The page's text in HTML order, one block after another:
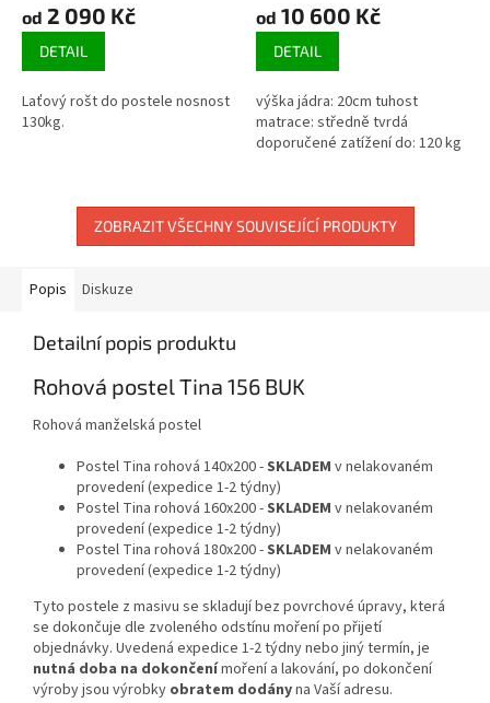
produktu
5
hvězdiček.
od 2 090 Kč
DETAIL
Laťový rošt do postele nosnost
130kg.
produktu
5
hvězdiček.
od 10 600 Kč
DETAIL
výška jádra: 20cm tuhost
matrace: středně tvrdá
doporučené zatížení do: 120 kg
ZOBRAZIT VŠECHNY SOUVISEJÍCÍ PRODUKTY
Popis Diskuze
Detailní popis produktu
Rohová postel Tina 156 BUK
Rohová manželská postel
Postel Tina rohová 140x200 -SKLADEM v nelakovaném
provedení (expedice 1-2 týdny)
Postel Tina rohová 160x200 -SKLADEM v nelakovaném
provedení (expedice 1-2 týdny)
Postel Tina rohová 180x200 -SKLADEM v nelakovaném
provedení (expedice 1-2 týdny)
Tyto postele z masivu se skladují bez povrchové úpravy, která
se dokončuje dle zvoleného odstínu moření po přijetí
objednávky. Uvedená expedice 1-2 týdny nebo jiný termín, je
nutná doba na dokončenímoření a lakování, po dokončení
výroby jsou výrobky obratem dodányna Vaší adresu.